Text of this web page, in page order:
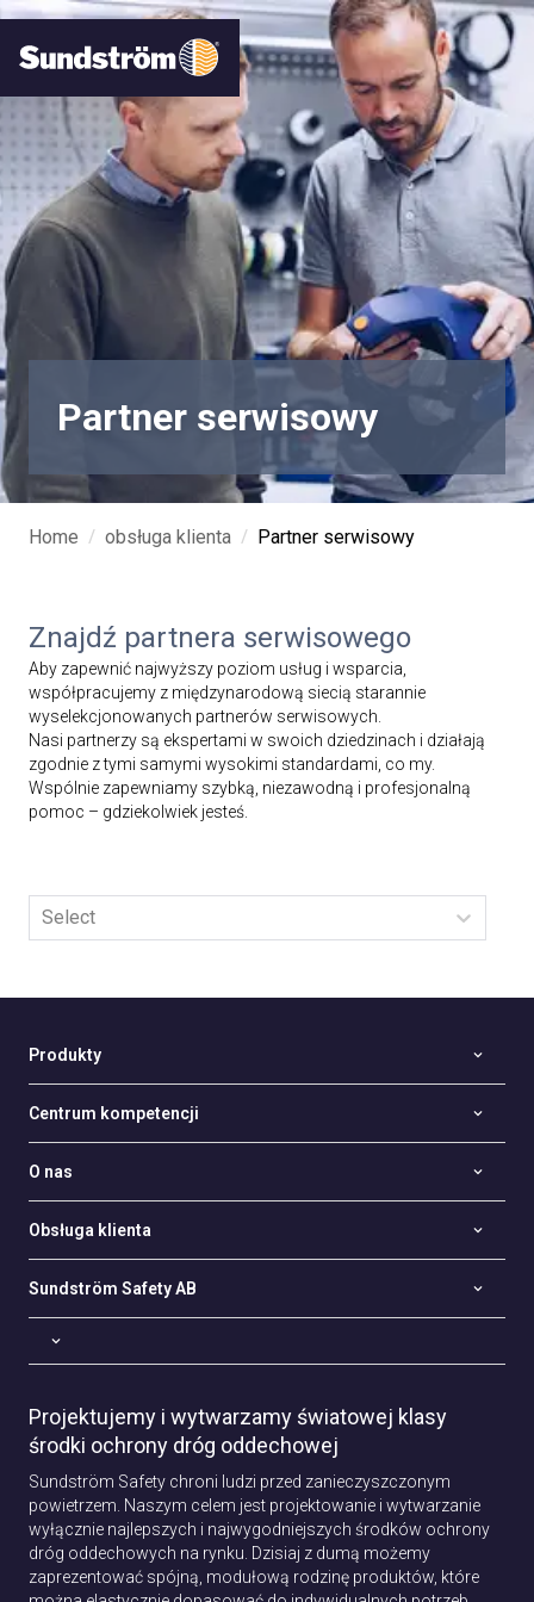
Partner serwisowy
Home / obsługa klienta / Partner serwisowy
Znajdź partnera serwisowego
Aby zapewnić najwyższy poziom usług i wsparcia,
współpracujemy z międzynarodową siecią starannie
wyselekcjonowanych partnerów serwisowych.
Nasi partnerzy są ekspertami w swoich dziedzinach i działają
zgodnie z tymi samymi wysokimi standardami, co my.
Wspólnie zapewniamy szybką, niezawodną i profesjonalną
pomoc – gdziekolwiek jesteś.
Select
Produkty
Centrum kompetencji
O nas
Obsługa klienta
Sundström Safety AB
Projektujemy i wytwarzamy światowej klasy
środki ochrony dróg oddechowej
Sundström Safety chroni ludzi przed zanieczyszczonym
powietrzem. Naszym celem jest projektowanie i wytwarzanie
wyłącznie najlepszych i najwygodniejszych środków ochrony
dróg oddechowych na rynku. Dzisiaj z dumą możemy
zaprezentować spójną, modułową rodzinę produktów, które